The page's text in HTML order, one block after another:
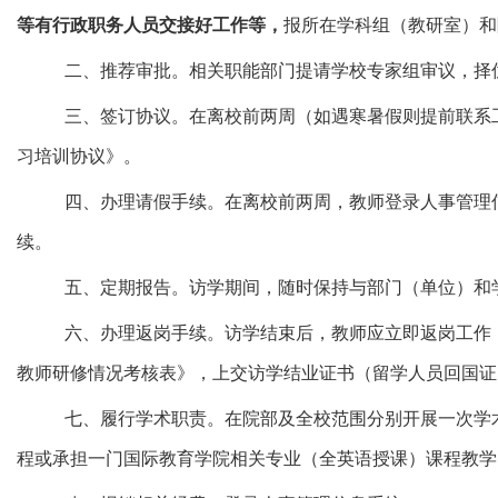
等有行政职务人员交接好工作等， 报所在学科组（教研室）
二、推荐审批。相关职能部门提请学校专家组审议，
三、签订协议。在离校前两周（如遇寒暑假则提前联
习培训协议》。
四、办理请假手续。在离校前两周，教师登录人事管理
续。
五、定期报告。访学期间，随时保持与部门（单位）
六、办理返岗手续。访学结束后，教师应立即返岗工
教师研修情况考核表》，上交访学结业证书（留学人员回国
七、履行学术职责。在院部及全校范围分别开展一次
程或承担一门国际教育学院相关专业（全英语授课）课程教